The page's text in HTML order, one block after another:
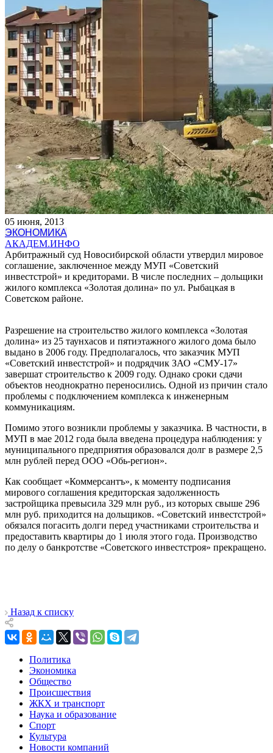
05 июня, 2013
ЭКОНОМИКА
АКАДЕМ.ИНФО
Арбитражный суд Новосибирской области утвердил мировое
соглашение, заключенное между МУП «Советский
инвестстрой» и кредиторами. В числе последних – дольщики
жилого комплекса «Золотая долина» по ул. Рыбацкая в
Советском районе.
Разрешение на строительство жилого комплекса «Золотая
долина» из 25 таунхасов и пятиэтажного жилого дома было
выдано в 2006 году. Предполагалось, что заказчик МУП
«Советский инвестстрой» и подрядчик ЗАО «СМУ-17»
завершат строительство к 2009 году. Однако сроки сдачи
объектов неоднократно переносились. Одной из причин стало
проблемы с подключением комплекса к инженерным
коммуникациям.
Помимо этого возникли проблемы у заказчика. В частности, в
МУП в мае 2012 года была введена процедура наблюдения: у
муниципального предприятия образовался долг в размере 2,5
млн рублей перед ООО «Обь-регион».
Как сообщает «Коммерсантъ», к моменту подписания
мирового соглашения кредиторская задолженность
застройщика превысила 329 млн руб., из которых свыше 296
млн руб. приходится на дольщиков. «Советский инвестстрой»
обязался погасить долги перед участниками строительства и
предоставить квартиры до 1 июля этого года. Производство
по делу о банкротстве «Советского инвестстроя» прекращено.
Назад к списку
Политика
Экономика
Общество
Происшествия
ЖКХ и транспорт
Наука и образование
Спорт
Культура
Новости компаний